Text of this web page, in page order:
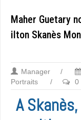
Maher Guetary
ilton Skanès
Manager /
Portraits
/ 0
A